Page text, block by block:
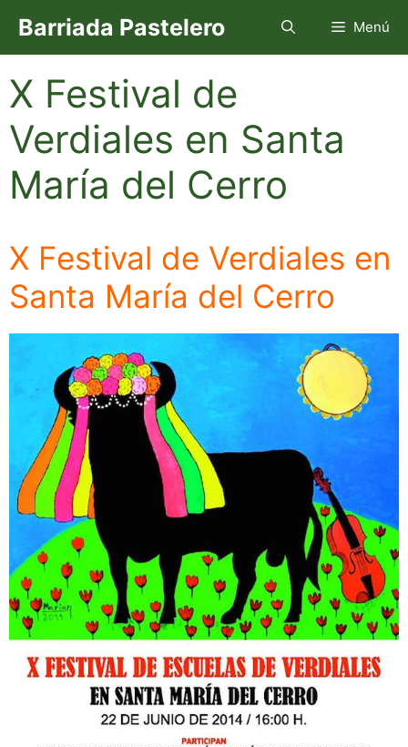
contenido
Barriada Pastelero Menú
X Festival de
Verdiales en Santa
María del Cerro
X Festival de Verdiales en
Santa María del Cerro